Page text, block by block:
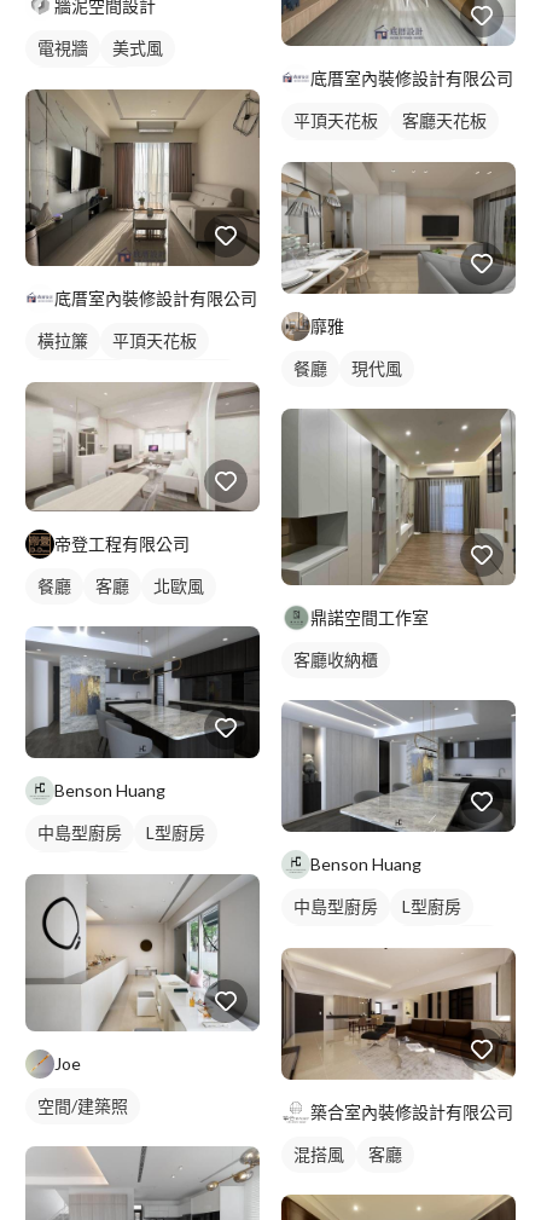
牆泥空間設計
電視牆
美式風
底厝室內裝修設計有限公司
橫拉簾
平頂天花板
窗簾盒
客廳
電視牆
美式風
紗簾
落地窗窗簾
全室照明設計
帝登工程有限公司
餐廳 客廳 北歐風
Benson Huang
中島型廚房
L型廚房
Joe
空間/建築照
底厝室內裝修設計有限公司
平頂天花板
客廳天花板
靡雅
餐廳 現代風
鼎諾空間工作室
客廳收納櫃
Benson Huang
中島型廚房
L型廚房
築合室內裝修設計有限公司
混搭風 客廳